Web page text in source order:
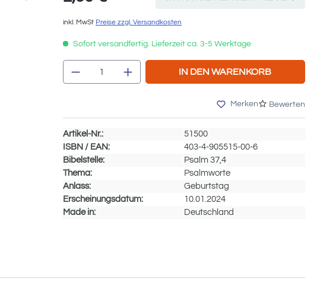
inkl. MwSt Preise zzgl. Versandkosten
Sofort versandfertig. Lieferzeit ca. 3-5 Werktage
Produkt Anzahl: Gib den gewünschten
IN DEN WARENKORB
Merken Bewerten
Artikel-Nr.:
51500
ISBN / EAN:
403-4-905515-00-6
Bibelstelle:
Psalm 37,4
Thema:
Psalmworte
Anlass:
Geburtstag
Erscheinungsdatum:
10.01.2024
Made in:
Deutschland